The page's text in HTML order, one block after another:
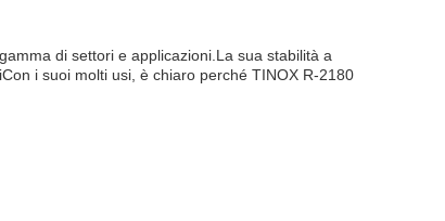
di settori e applicazioni.La sua stabilità a
i suoi molti usi, è chiaro perché TINOX R-2180